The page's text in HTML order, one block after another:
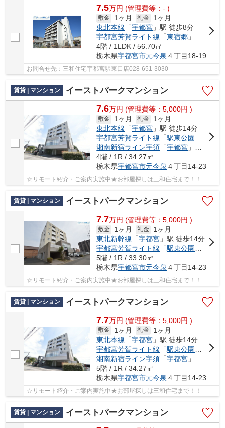
7.5万円 (管理費等：- )
敷金 1ヶ月 礼金
1ヶ月
東北本線 「宇都宮 」駅 徒歩8分
宇都宮芳賀ライト線 「東宿郷 」駅 徒歩8分
4階 / 1LDK / 56.70㎡
栃木県宇都宮市元今泉 ４丁目18-19
お問合せ先：三和住宅宇都宮駅東口店028-651-3030
賃貸 | マンション イーストパークマンション
7.6万円 (管理費等：5,000円 )
敷金 1ヶ月 礼金
1ヶ月
東北本線 「宇都宮 」駅 徒歩14分
宇都宮芳賀ライト線 「駅東公園前
」駅
湘南新宿ライン宇須 「宇都宮 」駅 徒歩14分
4階 / 1R / 34.27㎡
栃木県宇都宮市元今泉 ４丁目14-23
☆リモート紹介・ご案内実施中★お部屋探しは三和住宅まで！！
賃貸 | マンション イーストパークマンション
7.7万円 (管理費等：5,000円 )
敷金 1ヶ月 礼金
1ヶ月
東北新幹線 「宇都宮 」駅 徒歩14分
宇都宮芳賀ライト線 「駅東公園前
」駅
5階 / 1R / 33.30㎡
栃木県宇都宮市元今泉 ４丁目14-23
☆リモート紹介・ご案内実施中★お部屋探しは三和住宅まで！！
賃貸 | マンション イーストパークマンション
7.7万円 (管理費等：5,000円 )
敷金 1ヶ月 礼金
1ヶ月
東北本線 「宇都宮 」駅 徒歩14分
宇都宮芳賀ライト線 「駅東公園前
」駅
湘南新宿ライン宇須 「宇都宮 」駅 徒歩14分
5階 / 1R / 34.27㎡
栃木県宇都宮市元今泉 ４丁目14-23
☆リモート紹介・ご案内実施中★お部屋探しは三和住宅まで！！
賃貸 | マンション イーストパークマンション